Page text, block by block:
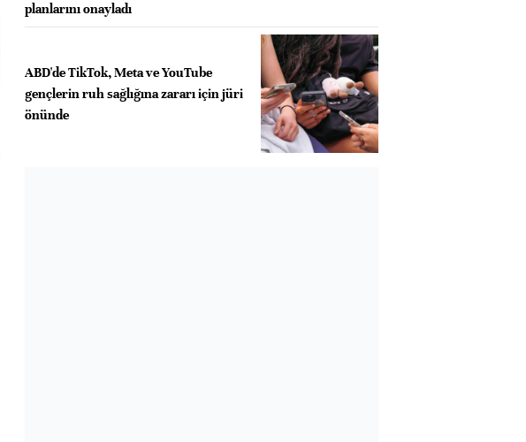
planlarını onayladı
ABD'de TikTok, Meta ve YouTube
gençlerin ruh sağlığına zararı için jüri
önünde